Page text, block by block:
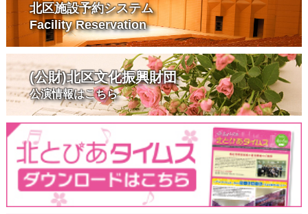
北区施設予約システム
Facility Reservation
(公財)北区文化振興財団
公演情報はこちら